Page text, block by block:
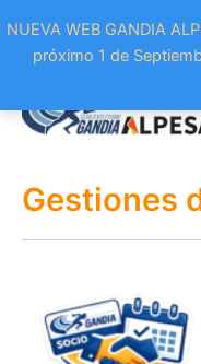
NUEVA WEB GANDIA
próximo 1 de
contenido
Gestiones